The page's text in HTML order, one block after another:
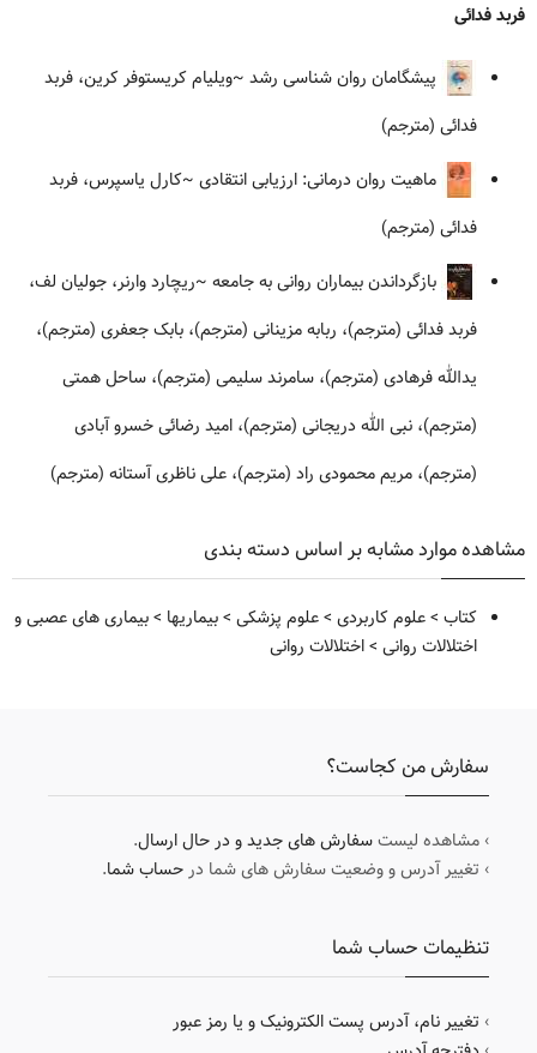
فربد فدائی
پیشگامان روان شناسی رشد ~ویلیام کریستوفر کرین، فربد
فدائی (مترجم)
ماهیت روان درمانی: ارزیابی انتقادی ~کارل یاسپرس، فربد
فدائی (مترجم)
بازگرداندن بیماران روانی به جامعه ~ریچارد وارنر، جولیان لف،
فربد فدائی (مترجم)، ربابه مزینانی (مترجم)، بابک جعفری (مترجم)،
یدالله فرهادی (مترجم)، سامرند سلیمی (مترجم)، ساحل همتی
(مترجم)، نبی الله دریجانی (مترجم)، امید رضائی خسرو آبادی
(مترجم)، مریم محمودی راد (مترجم)، علی ناظری آستانه (مترجم)
مشاهده موارد مشابه بر اساس دسته بندی
کتاب >علوم کاربردی >علوم پزشکی >بیماریها >بیماری های عصبی و
اختلالات روانی >اختلالات روانی
سفارش من کجاست؟
› مشاهده لیستسفارش های جدید و در حال ارسال.
› تغییر آدرس و وضعیت سفارش های شما درحساب شما.
تنظیمات حساب شما
› تغییر نام، آدرس پست الکترونیک و یا رمز عبور